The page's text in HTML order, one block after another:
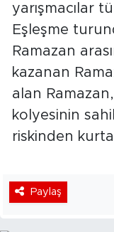
yarışmacılar
Eşleşme
Ramazan
kazanan
alan
kolyesinin
riskinden
Paylaş